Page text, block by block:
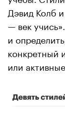
Дэвид Колб
— век
и
конкретный
или